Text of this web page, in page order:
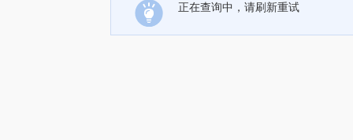
正在查询中，请刷新重试